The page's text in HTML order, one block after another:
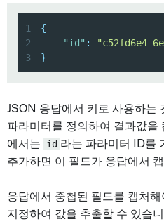
1
{
2
"id" :
"c52fd6e4-
3
}
JSON 응답에서 키로 사용하는
파라미터를 정의하여 결과값을
에서는
id 라는 파라미터 ID를
추가하면 이 필드가 응답에서
응답에서 중첩된 필드를 캡처해
지정하여 값을 추출할 수 있습